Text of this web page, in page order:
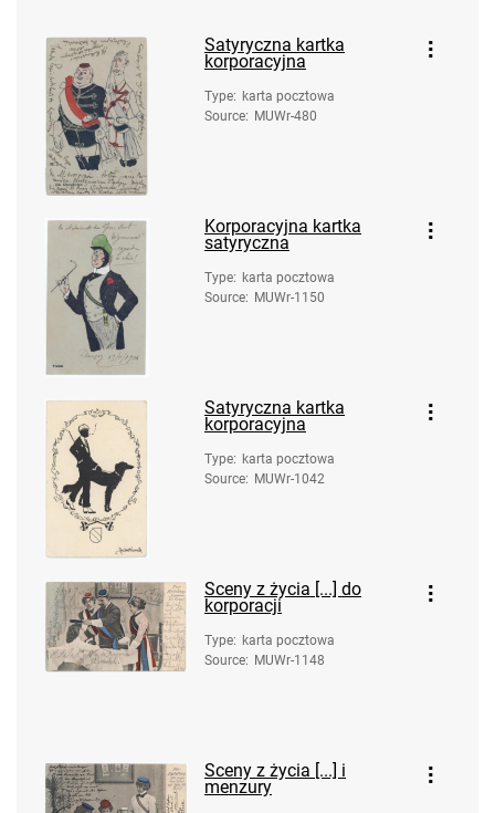
Satyryczna kartka
korporacyjna
Type: karta pocztowa
Source: MUWr-480
Korporacyjna kartka
satyryczna
Type: karta pocztowa
Source: MUWr-1150
Satyryczna kartka
korporacyjna
Type: karta pocztowa
Source: MUWr-1042
Sceny z życia [...] do
korporacji
Type: karta pocztowa
Source: MUWr-1148
Sceny z życia [...] i
menzury